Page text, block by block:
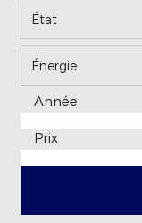
Année
Prix